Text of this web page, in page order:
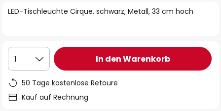
LED-Tischleuchte Cirque, schwarz, Metall, 33 cm hoch
1 In den Warenkorb
50 Tage kostenlose Retoure
Kauf auf Rechnung